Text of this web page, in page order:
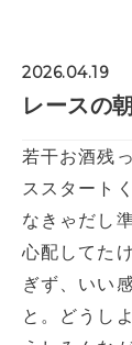
2026.04.19
レースの
若干お酒残
ススタート
なきゃだし
心配してた
ぎず、いい
と。どうし